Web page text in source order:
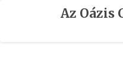
Az Oázis